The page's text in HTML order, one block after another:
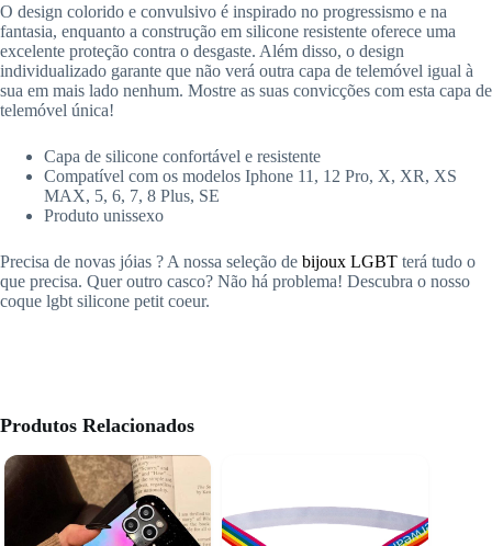
O design colorido e convulsivo é inspirado no progressismo e na
fantasia, enquanto a construção em silicone resistente oferece uma
excelente proteção contra o desgaste. Além disso, o design
individualizado garante que não verá outra capa de telemóvel igual à
sua em mais lado nenhum. Mostre as suas convicções com esta capa de
telemóvel única!
Capa de silicone confortável e resistente
Compatível com os modelos Iphone 11, 12 Pro, X, XR, XS
MAX, 5, 6, 7, 8 Plus, SE
Produto unissexo
Precisa de novas jóias ? A nossa seleção de bijoux LGBT terá tudo o
que precisa. Quer outro casco? Não há problema! Descubra o nosso
coque lgbt silicone petit coeur.
Produtos Relacionados